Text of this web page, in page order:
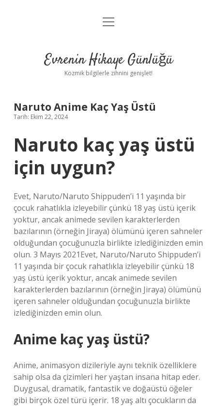
Anasayfa
Yasal Uyarı
menüyü
Evrenin Hikaye Günlüğü
Kozmik bilgilerle zihnini genişlet!
Naruto Anime Kaç Yaş Üstü
Tarih: Ekim 22, 2024
Naruto kaç yaş üstü
için uygun?
Evet, Naruto/Naruto Shippuden’i 11 yaşında bir
çocuk rahatlıkla izleyebilir çünkü 18 yaş üstü içerik
yoktur, ancak animede sevilen karakterlerden
bazılarının (örneğin Jiraya) ölümünü içeren sahneler
olduğundan çocuğunuzla birlikte izlediğinizden emin
olun. 3 Mayıs 2021Evet, Naruto/Naruto Shippuden’i
11 yaşında bir çocuk rahatlıkla izleyebilir çünkü 18
yaş üstü içerik yoktur, ancak animede sevilen
karakterlerden bazılarının (örneğin Jiraya) ölümünü
içeren sahneler olduğundan çocuğunuzla birlikte
izlediğinizden emin olun.
Anime kaç yaş üstü?
Anime, animasyon dizileriyle aynı teknik özelliklere
sahip olsa da çizimleri her yaştan insana hitap eder.
Duygusal, dramatik, fantastik ve doğaüstü öğeler
gibi birçok özel türü içerir. 18 yaş altı çocukların da